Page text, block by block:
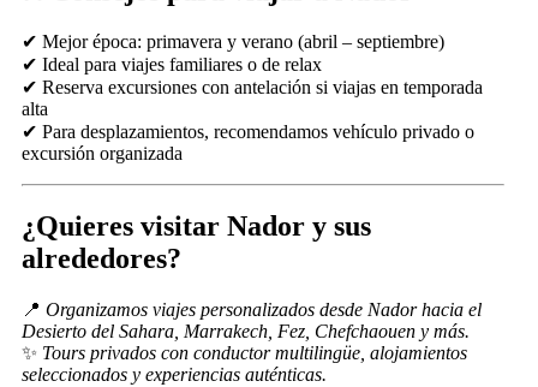
✔ Mejor época: primavera y verano (abril – septiembre)
✔ Ideal para viajes familiares o de relax
✔ Reserva excursiones con antelación si viajas en temporada
alta
✔ Para desplazamientos, recomendamos vehículo privado o
excursión organizada
¿Quieres visitar Nador y sus
alrededores?
📍 Organizamos viajes personalizados desde Nador hacia el
Desierto del Sahara, Marrakech, Fez, Chefchaouen y más.
✨ Tours privados con conductor multilingüe, alojamientos
seleccionados y experiencias auténticas.